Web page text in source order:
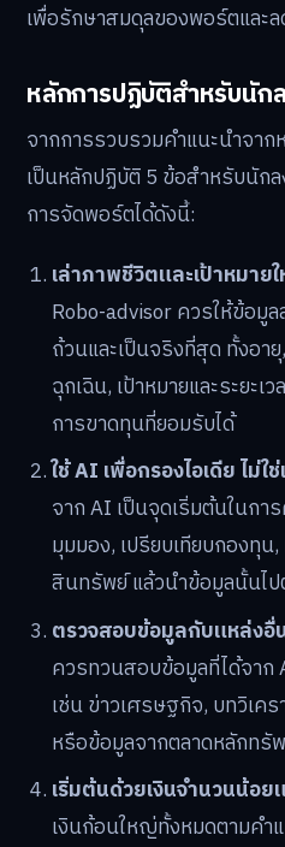
เพื่อรักษาสมดุลของพอร์ตและ
หลักการปฏิบัติสำหรับนัก
จากการรวบรวมคำแนะนำจา
เป็นหลักปฏิบัติ 5 ข้อสำหรับนัก
การจัดพอร์ตได้ดังนี้:
เล่าภาพชีวิตและเป้าหมาย
Robo-advisor ควรให้ข้อมู
ถ้วนและเป็นจริงที่สุด ทั้งอา
ฉุกเฉิน, เป้าหมายและระยะ
การขาดทุนที่ยอมรับได้
ใช้ AI เพื่อกรองไอเดีย ไม่ใ
จาก AI เป็นจุดเริ่มต้นในก
มุมมอง, เปรียบเทียบกองทุ
สินทรัพย์ แล้วนำข้อมูลนั้นไ
ตรวจสอบข้อมูลกับแหล่งอื่
ควรทวนสอบข้อมูลที่ได้จาก
เช่น ข่าวเศรษฐกิจ, บทวิเค
หรือข้อมูลจากตลาดหลักทรั
เริ่มต้นด้วยเงินจำนวนน้อย
เงินก้อนใหญ่ทั้งหมดตามคำ